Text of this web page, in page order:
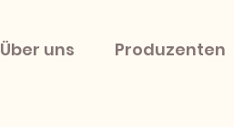
Über uns Produzenten